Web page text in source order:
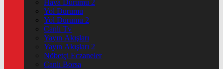
Hava Durumu 2
Yol Durumu
Yol Durumu 2
Canlı Tv
Yayın Akışları
Yayın Akışları 2
Nöbetçi Eczaneler
Canlı Borsa